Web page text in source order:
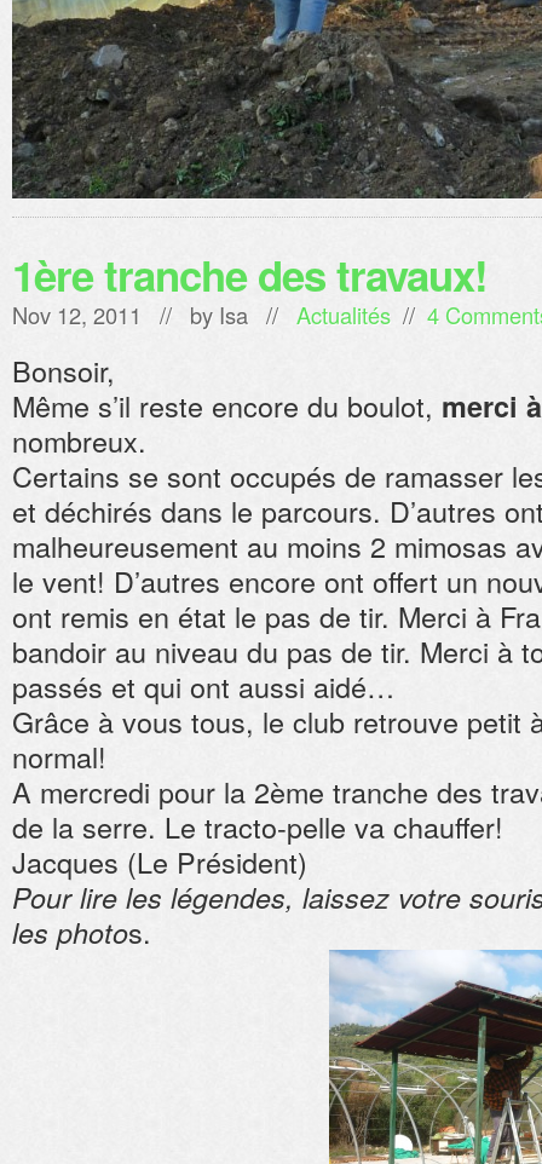
1ère tranche des travaux!
Nov 12, 2011 // by Isa // Actualités // 4
Bonsoir,
Même s’il reste encore du boulot, merci
nombreux.
Certains se sont occupés de ramasser
et déchirés dans le parcours. D’autres
malheureusement au moins 2 mimosas
le vent! D’autres encore ont offert un
ont remis en état le pas de tir. Merci à
bandoir au niveau du pas de tir. Merci à
passés et qui ont aussi aidé…
Grâce à vous tous, le club retrouve petit
normal!
A mercredi pour la 2ème tranche des
de la serre. Le tracto-pelle va chauffer!
Jacques (Le Président)
Pour lire les légendes, laissez votre
les photos.